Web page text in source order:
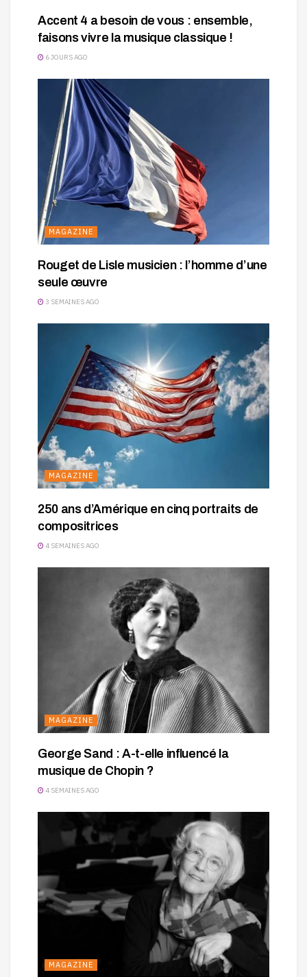
Accent 4 a besoin de vous : ensemble,
faisons vivre la musique classique !
6 JOURS AGO
MAGAZINE
Rouget de Lisle musicien : l’homme d’une
seule œuvre
3 SEMAINES AGO
MAGAZINE
250 ans d’Amérique en cinq portraits de
compositrices
4 SEMAINES AGO
MAGAZINE
George Sand : A-t-elle influencé la
musique de Chopin ?
4 SEMAINES AGO
MAGAZINE